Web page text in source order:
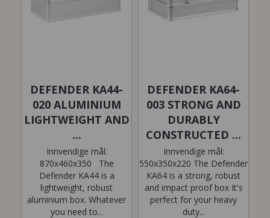
DEFENDER KA44-
020 ALUMINIUM
LIGHTWEIGHT AND
...
Innvendige mål:
870x460x350 The
Defender KA44 is a
lightweight, robust
aluminium box. Whatever
you need to...
DEFENDER KA64-
003 STRONG AND
DURABLY
CONSTRUCTED ...
Innvendige mål:
550x350x220 The Defender
KA64 is a strong, robust
and impact proof box It's
perfect for your heavy
duty...